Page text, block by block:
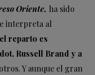
Oriente, ha sido
interpreta al
el reparto es
Russell Brand y a
Y aunque el gran